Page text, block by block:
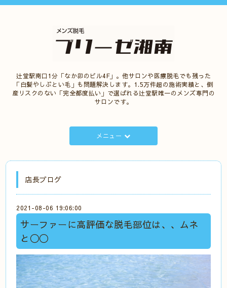
辻堂駅南口1分「なか卯のビル4F」。他サロンや医療脱毛でも残った
「白髪やしぶとい毛」も問題解決します。1.5万件超の施術実績と、倒
産リスクのない「完全都度払い」で選ばれる辻堂駅唯一のメンズ専門の
サロンです。
メニュー
店長ブログ
2021-08-06 19:06:00
サーファーに高評価な脱毛部位は、、ムネ
と〇〇